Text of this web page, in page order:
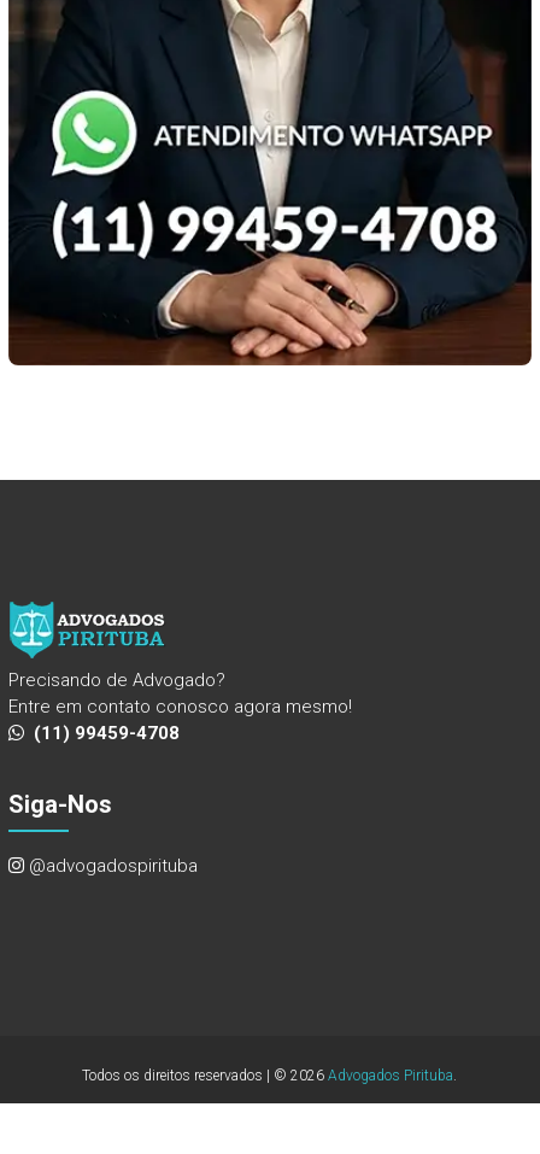
Precisando de Advogado?
Entre em contato conosco agora mesmo!
(11) 99459-4708
Siga-Nos
@advogadospirituba
Todos os direitos reservados | © 2026Advogados Pirituba.